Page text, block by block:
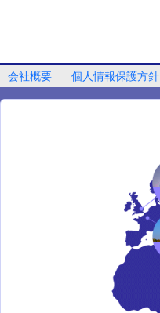
会社概要 個人情報保護方針